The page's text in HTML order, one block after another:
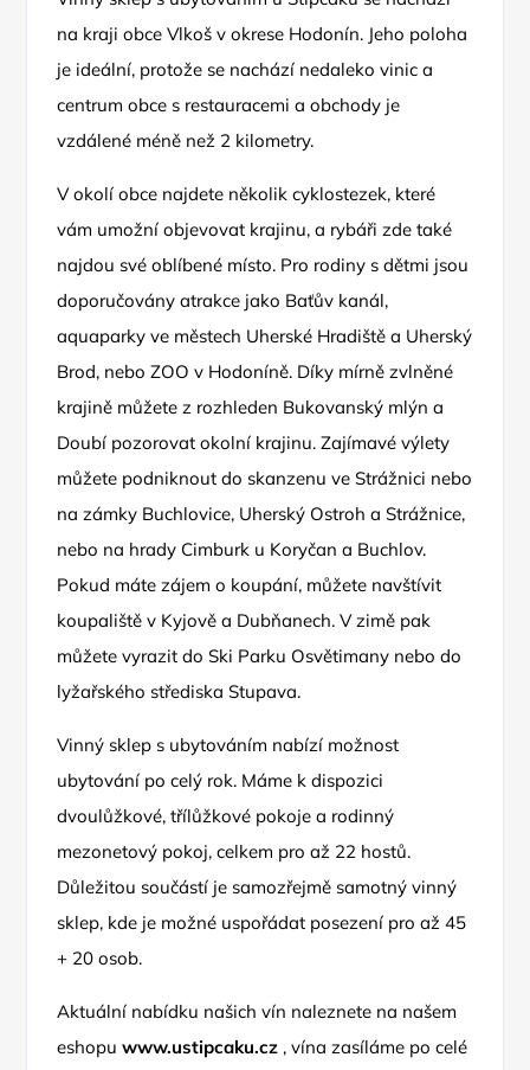
na kraji obce Vlkoš v okrese Hodonín. Jeho poloha
je ideální, protože se nachází nedaleko vinic a
centrum obce s restauracemi a obchody je
vzdálené méně než 2 kilometry.
V okolí obce najdete několik cyklostezek, které
vám umožní objevovat krajinu, a rybáři zde také
najdou své oblíbené místo. Pro rodiny s dětmi jsou
doporučovány atrakce jako Baťův kanál,
aquaparky ve městech Uherské Hradiště a Uherský
Brod, nebo ZOO v Hodoníně. Díky mírně zvlněné
krajině můžete z rozhleden Bukovanský mlýn a
Doubí pozorovat okolní krajinu. Zajímavé výlety
můžete podniknout do skanzenu ve Strážnici nebo
na zámky Buchlovice, Uherský Ostroh a Strážnice,
nebo na hrady Cimburk u Koryčan a Buchlov.
Pokud máte zájem o koupání, můžete navštívit
koupaliště v Kyjově a Dubňanech. V zimě pak
můžete vyrazit do Ski Parku Osvětimany nebo do
lyžařského střediska Stupava.
Vinný sklep s ubytováním nabízí možnost
ubytování po celý rok. Máme k dispozici
dvoulůžkové, třílůžkové pokoje a rodinný
mezonetový pokoj, celkem pro až 22 hostů.
Důležitou součástí je samozřejmě samotný vinný
sklep, kde je možné uspořádat posezení pro až 45
+ 20 osob.
Aktuální nabídku našich vín naleznete na našem
eshopuwww.ustipcaku.cz , vína zasíláme po celé